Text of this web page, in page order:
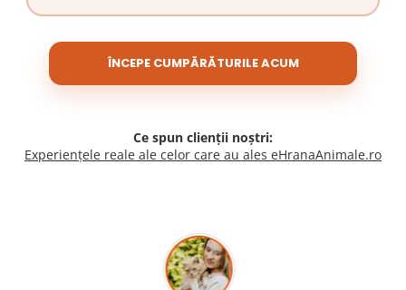
ÎNCEPE CUMPĂRĂTURILE ACUM
Ce spun clienții noștri:
Experiențele reale ale celor care au ales eHranaAnimale.ro